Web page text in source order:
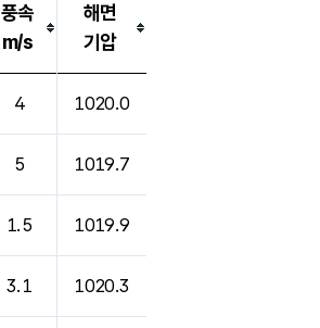
풍속
m/s
해면
기압
4 1020.0
5 1019.7
1.5 1019.9
3.1 1020.3